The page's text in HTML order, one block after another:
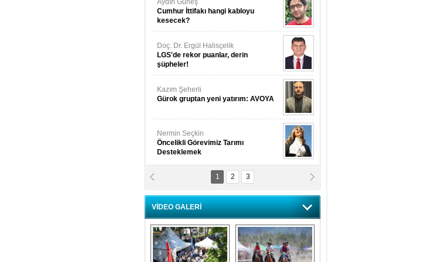
Aydın Güneş
Cumhur İttifakı hangi kabloyu
kesecek?
Doç. Dr. Ergül Halisçelik
LGS'de rekor puanlar, derin
şüpheler!
Kazım Şeherli
Gürok gruptan yeni yatırım: AVOYA
Nermin Seçkin
Öncelikli Görevimiz Tarımı
Desteklemek
Nilüfer Menekli Buzcular
Siz Hiç Kelebeklerin Sesini
Duydunuz Mu?
1 2 3
VİDEO GALERİ